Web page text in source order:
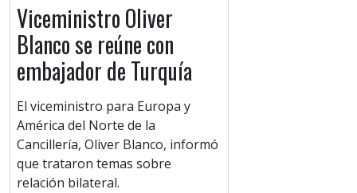
Viceministro Oliver
Blanco se reúne con
embajador de Turquía
El viceministro para Europa y
América del Norte de la
Cancillería, Oliver Blanco, informó
que trataron temas sobre
relación bilateral.